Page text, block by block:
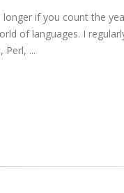
if you count the
of languages. I
Perl, ...